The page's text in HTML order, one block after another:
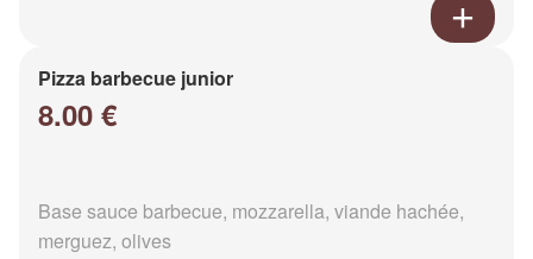
Pizza barbecue junior
8.00 €
Base sauce barbecue, mozzarella, viande hachée,
merguez, olives